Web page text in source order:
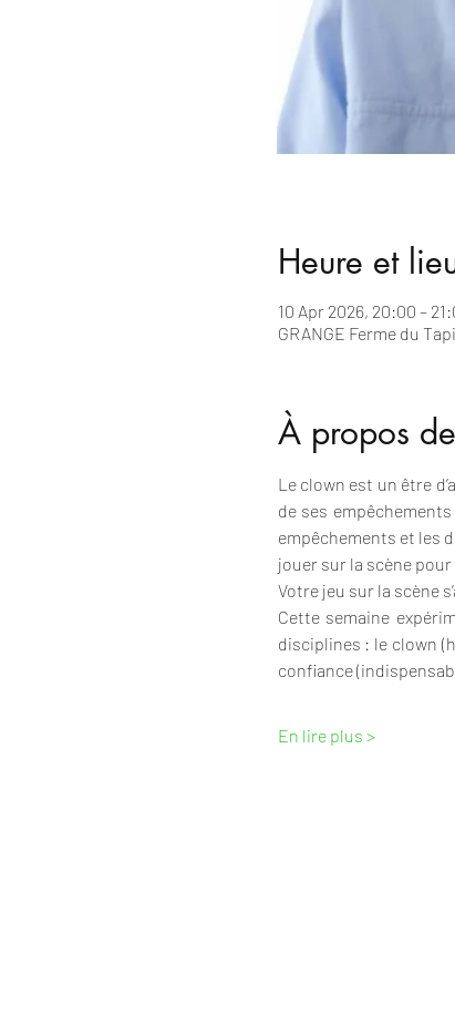
Heure et
10 Apr 2026, 20:00 –
GRANGE Ferme du
À propos
Le clown est un être
de ses
empêchements et les
jouer sur la scène
Votre jeu sur la scène
Cette semaine
disciplines : le clown
confiance
En lire plus >